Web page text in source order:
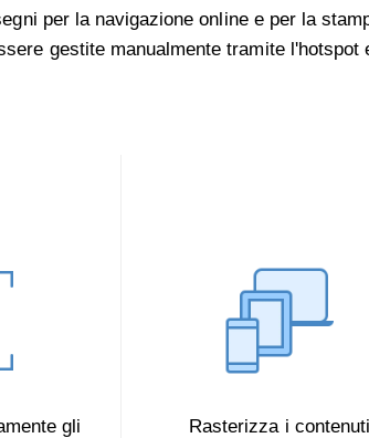
per la navigazione online e per la
gestite manualmente tramite l'hotspot
gli
Rasterizza i